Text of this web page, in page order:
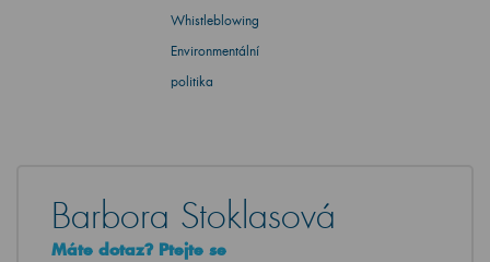
Whistleblowing
Environmentální
politika
Barbora Stoklasová
Máte dotaz? Ptejte se